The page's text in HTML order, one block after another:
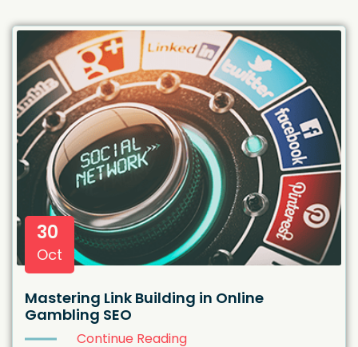
30
Oct
Mastering Link Building in Online
Gambling SEO
Continue Reading